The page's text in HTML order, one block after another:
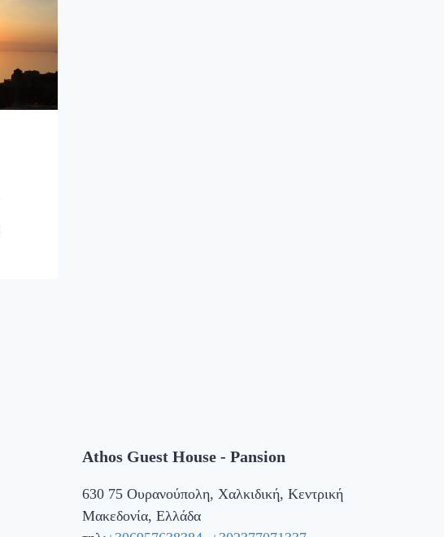
Athos Guest House - Pansion
630 75 Ουρανούπολη, Χαλκιδική, Κεντρική
Μακεδονία, Ελλάδα